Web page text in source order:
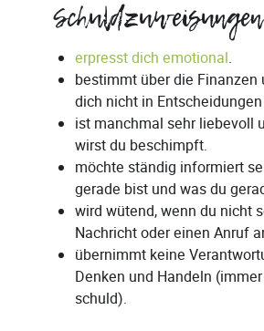
Schuldzuweisungen
erpresst dich emotional.
bestimmt über die Finanzen
dich nicht in
ist manchmal sehr liebevoll
wirst du beschimpft.
möchte ständig informiert
gerade bist und was du
wird wütend, wenn du nicht
Nachricht oder einen Anruf
übernimmt keine
Denken und Handeln
schuld).